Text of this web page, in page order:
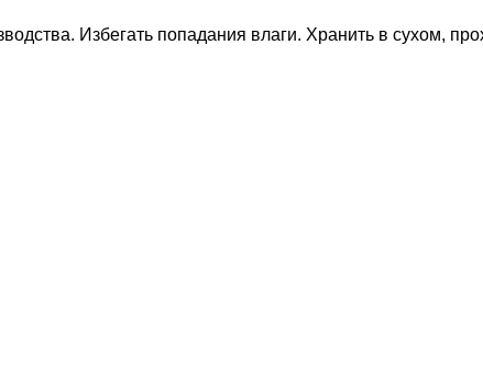
Избегать попадания влаги. Хранить в сухом,